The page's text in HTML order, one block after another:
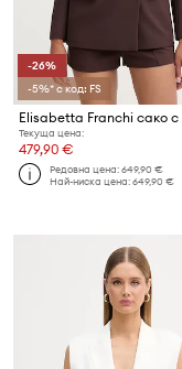
-26%
-5%* с код: FS
Текуща цена:
479,90 €
Редовна цена:649,90 €
Най-ниска цена:649,90 €